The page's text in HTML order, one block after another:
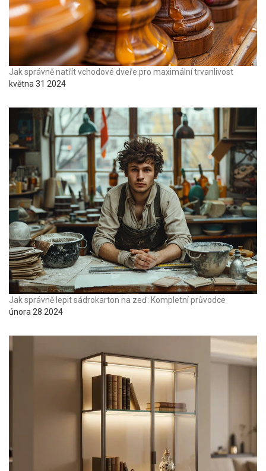
Jak správně natřít vchodové dveře pro maximální trvanlivost
května 31 2024
Jak správně lepit sádrokarton na zeď: Kompletní průvodce
února 28 2024